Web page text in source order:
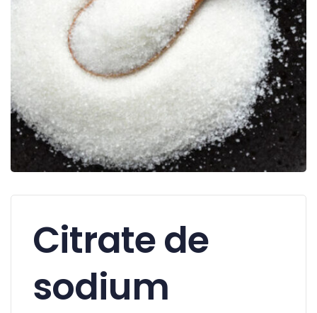
Citrate de
sodium